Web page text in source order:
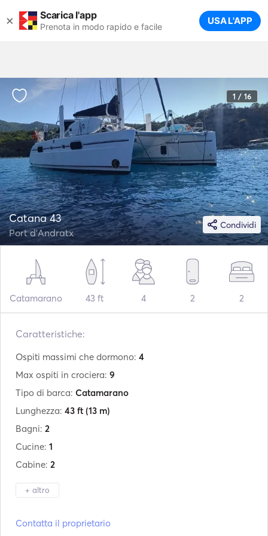
× Scarica l'app
Prenota in modo rapido e facile USA L'APP
1 / 16
Condividi
Catana 43
Port d'Andratx
Catamarano 43 ft 4 2 2
Caratteristiche:
Ospiti massimi che dormono: 4
Max ospiti in crociera: 9
Tipo di barca: Catamarano
Lunghezza: 43 ft (13 m)
Bagni: 2
Cucine: 1
Cabine: 2
+ altro
Contatta il proprietario